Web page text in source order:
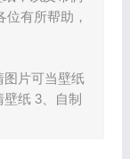
有所帮助，
图片可当壁纸
纸 3、自制